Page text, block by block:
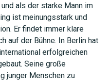
als der starke Mann im
ist meinungsstark und
Er findet immer klare
auf der Bühne. In Berlin hat
erfolgreichen
Seine große
junger Menschen zu